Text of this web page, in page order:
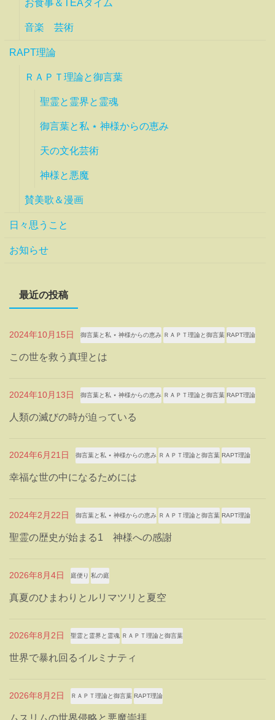
お食事＆TEAタイム
音楽 芸術
RAPT理論
ＲＡＰＴ理論と御言葉
聖霊と霊界と霊魂
御言葉と私 ⋆ 神様からの恵み
天の文化芸術
神様と悪魔
賛美歌＆漫画
日々思うこと
お知らせ
最近の投稿
2024年10月15日 御言葉と私 ⋆ 神様からの恵み ＲＡＰＴ理論と御言葉 RAPT理論
この世を救う真理とは
2024年10月13日 御言葉と私 ⋆ 神様からの恵み ＲＡＰＴ理論と御言葉 RAPT理論
人類の滅びの時が迫っている
2024年6月21日 御言葉と私 ⋆ 神様からの恵み ＲＡＰＴ理論と御言葉 RAPT理論
幸福な世の中になるためには
2024年2月22日 御言葉と私 ⋆ 神様からの恵み ＲＡＰＴ理論と御言葉 RAPT理論
聖霊の歴史が始まる1 神様への感謝
2026年8月4日 庭便り 私の庭
真夏のひまわりとルリマツリと夏空
2026年8月2日 聖霊と霊界と霊魂 ＲＡＰＴ理論と御言葉
世界で暴れ回るイルミナティ
2026年8月2日 ＲＡＰＴ理論と御言葉 RAPT理論